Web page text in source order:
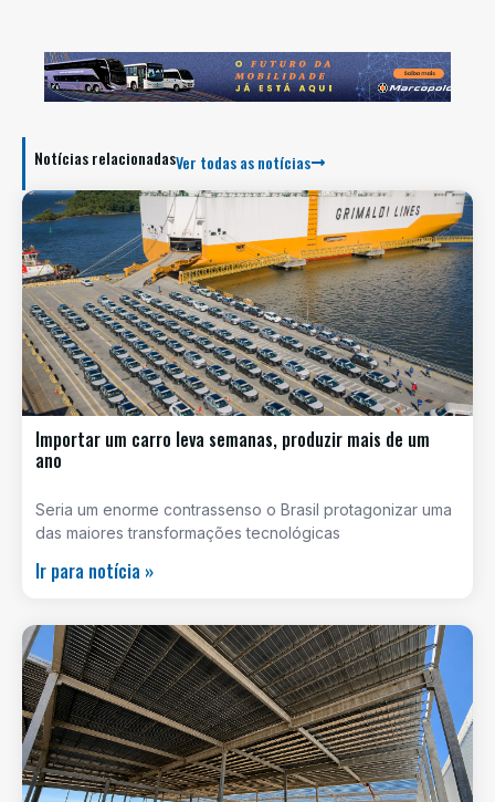
Notícias relacionadasVer todas as notícias
Importar um carro leva semanas, produzir mais de um
ano
Seria um enorme contrassenso o Brasil protagonizar uma
das maiores transformações tecnológicas
Ir para notícia »